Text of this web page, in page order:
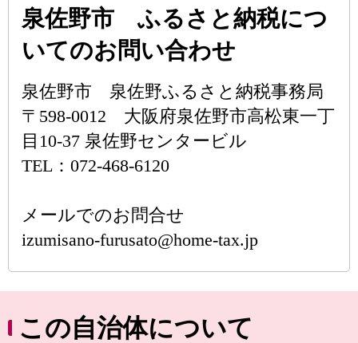
泉佐野市 ふるさと納税につ
いてのお問い合わせ
泉佐野市 泉佐野ふるさと納税事務局
〒598-0012 大阪府泉佐野市高松東一丁
目10-37 泉佐野センタービル
TEL：072-468-6120
メールでのお問合せ
izumisano-furusato@home-tax.jp
この自治体について